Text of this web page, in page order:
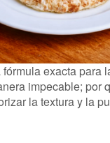
exacta para
impecable; por
la textura y la